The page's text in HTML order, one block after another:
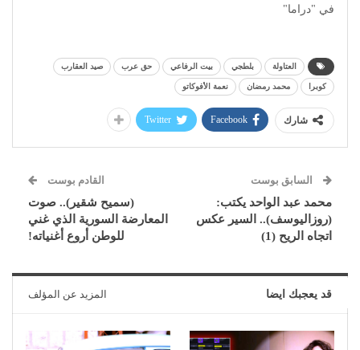
في "دراما"
العتاولة بلطجي بيت الرفاعي حق عرب صيد العقارب
كوبرا محمد رمضان نعمة الأفوكاتو
شارك Facebook
Twitter
السابق بوست
محمد عبد الواحد يكتب:
(روزاليوسف).. السير عكس
اتجاه الريح (1)
القادم بوست
(سميح شقير).. صوت
المعارضة السورية الذي غني
للوطن أروع أغنياته!
قد يعجبك ايضا المزيد عن المؤلف